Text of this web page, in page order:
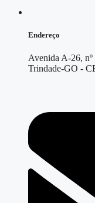
Endereço
Avenida A-26,
Trindade-GO -